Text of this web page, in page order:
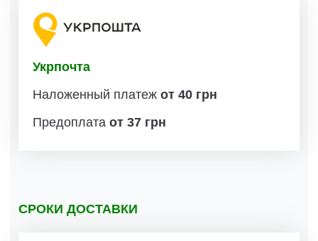
Укрпочта
Наложенный платеж от 40 грн
Предоплата от 37 грн
СРОКИ ДОСТАВКИ